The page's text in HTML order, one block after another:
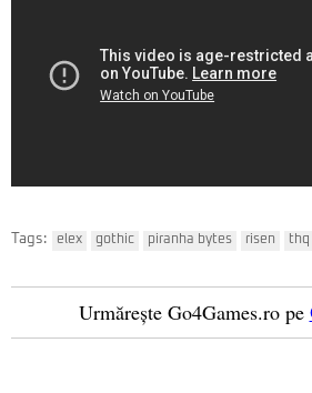
Tags: elex gothic piranha bytes risen thq
Urmărește Go4Games.ro pe